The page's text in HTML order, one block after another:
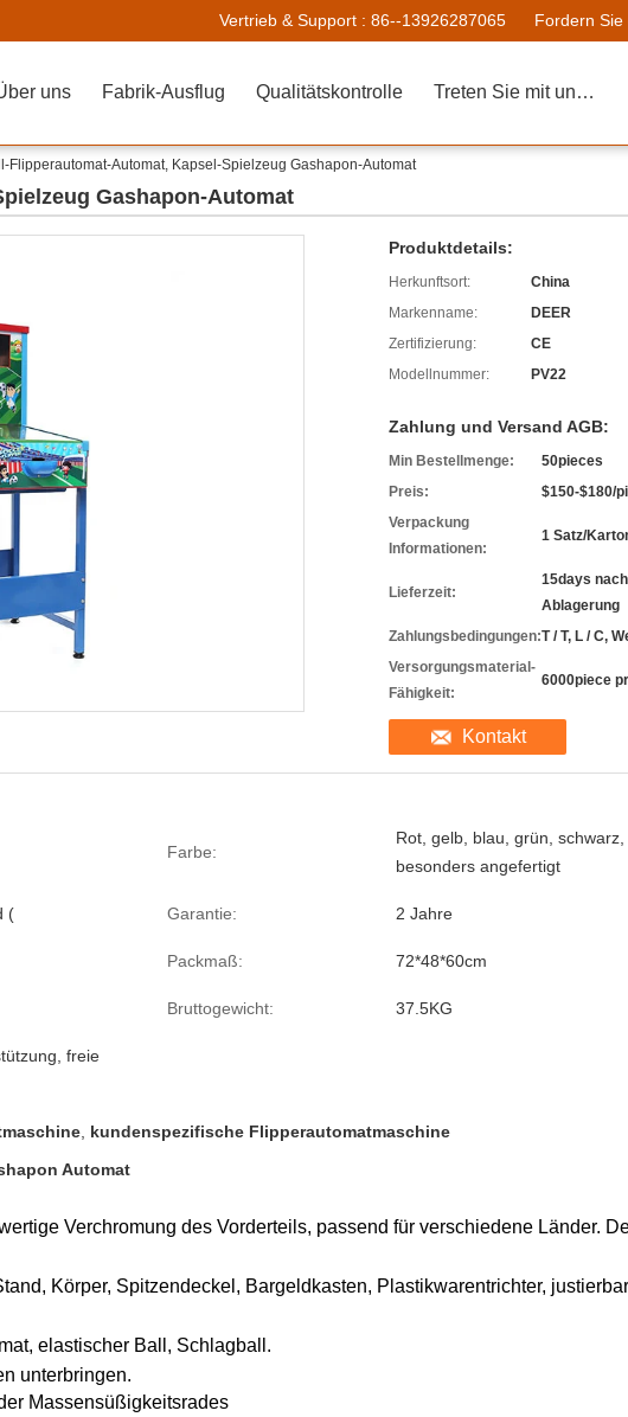
Vertrieb & Support : 86--13926287065 Fordern Sie
uns Fabrik-Ausflug Qualitätskontrolle Treten Sie mit uns in Verbindung
Flipperautomat-Automat, Kapsel-Spielzeug Gashapon-Automat
Gashapon-Automat
Produktdetails:
Herkunftsort:
China
Markenname:
DEER
Zertifizierung:
CE
Modellnummer:
PV22
Zahlung und Versand AGB:
Min Bestellmenge:
50pieces
Preis:
$150-$180/
Verpackung
Informationen:
1 Satz/
Lieferzeit:
15days
Ablagerung
Zahlungsbedingungen:T / T, L / C,
Versorgungsmaterial-
Fähigkeit:
6000piece
Kontakt
Farbe:
Rot, gelb, blau, grün,
besonders angefertigt
( Garantie: 2 Jahre
Packmaß: 72*48*60cm
Bruttogewicht: 37.5KG
freie
kundenspezifische Flipperautomatmaschine
Automat
Verchromung des Vorderteils, passend für verschiedene Länder.
Körper, Spitzendeckel, Bargeldkasten, Plastikwarentrichter,
elastischer Ball, Schlagball.
unterbringen.
Massensüßigkeitsrades